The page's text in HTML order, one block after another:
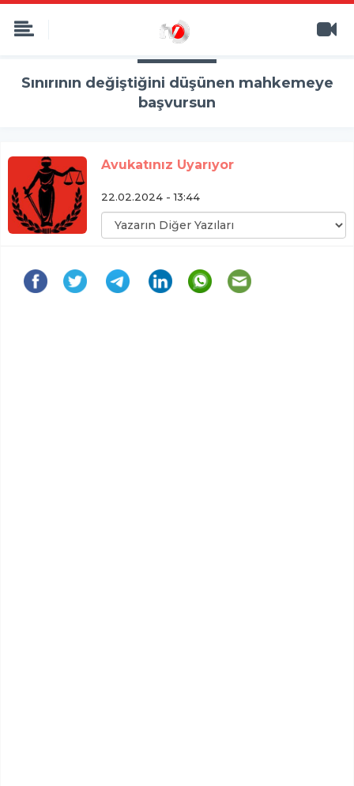
Sınırının değiştiğini düşünen mahkemeye
başvursun
Avukatınız Uyarıyor
22.02.2024 - 13:44